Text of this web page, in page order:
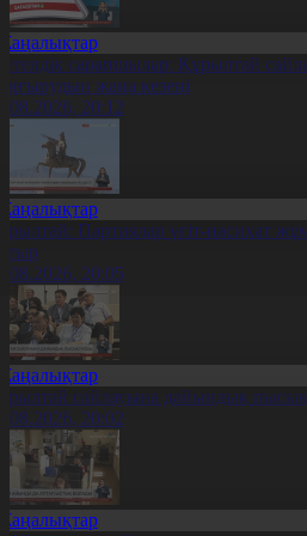
сарапшылар: Құрылтай
жаңа кезеңі
20:12
Партиялар үгіт-насихат
20:05
сайлауына дайындық
20:02